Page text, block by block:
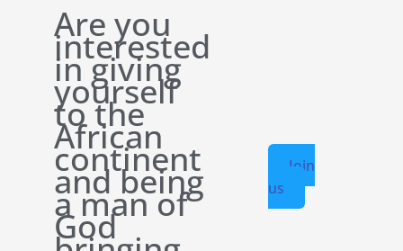
Are you
interested
in giving
yourself
to the
African
continent
and being
a man of
God
Join
us